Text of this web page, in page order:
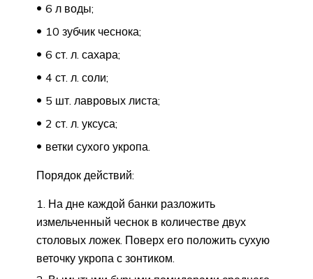
6 л воды;
10 зубчик чеснока;
6 ст. л. сахара;
4 ст. л. соли;
5 шт. лавровых листа;
2 ст. л. уксуса;
ветки сухого укропа.
Порядок действий:
На дне каждой банки разложить
измельченный чеснок в количестве двух
столовых ложек. Поверх его положить сухую
веточку укропа с зонтиком.